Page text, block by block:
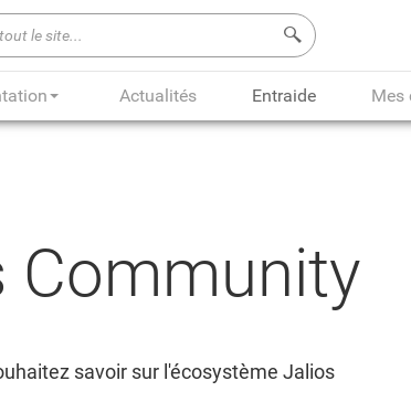
Rechercher sur
Actualités Entraide Mes
Community
savoir sur l'écosystème Jalios